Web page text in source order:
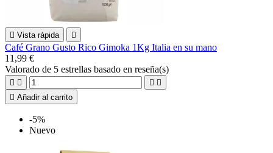
 Vista rápida 
Café Grano Gusto Rico Gimoka 1Kg Italia en su mano
11,99 €
Valorado de 5 estrellas basado en reseña(s)
   
 Añadir al carrito
-5%
Nuevo